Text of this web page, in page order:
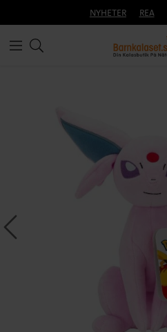
NYHETER REA